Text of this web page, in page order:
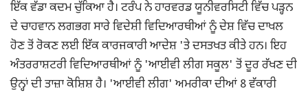
ਇੱਕ ਵੱਡਾ ਕਦਮ ਚੁੱਕਿਆ ਹੈ। ਟਰੰਪ ਨੇ ਹਾਰਵਰਡ ਯੂਨੀਵਰਸਿਟੀ ਵਿੱਚ ਪੜ੍ਹਨ
ਦੇ ਚਾਹਵਾਨ ਲਗਭਗ ਸਾਰੇ ਵਿਦੇਸ਼ੀ ਵਿਦਿਆਰਥੀਆਂ ਨੂੰ ਦੇਸ਼ ਵਿੱਚ ਦਾਖਲ
ਹੋਣ ਤੋਂ ਰੋਕਣ ਲਈ ਇੱਕ ਕਾਰਜਕਾਰੀ ਆਦੇਸ਼ 'ਤੇ ਦਸਤਖਤ ਕੀਤੇ ਹਨ। ਇਹ
ਅੰਤਰਰਾਸ਼ਟਰੀ ਵਿਦਿਆਰਥੀਆਂ ਨੂੰ 'ਆਈਵੀ ਲੀਗ ਸਕੂਲ' ਤੋਂ ਦੂਰ ਰੱਖਣ ਦੀ
ਉਨ੍ਹਾਂ ਦੀ ਤਾਜ਼ਾ ਕੋਸ਼ਿਸ਼ ਹੈ। 'ਆਈਵੀ ਲੀਗ' ਅਮਰੀਕਾ ਦੀਆਂ 8 ਵੱਕਾਰੀ